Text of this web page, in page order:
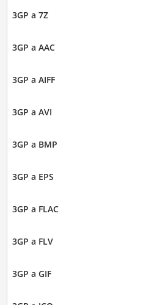
3GP a 7Z
3GP a AAC
3GP a AIFF
3GP a AVI
3GP a BMP
3GP a EPS
3GP a FLAC
3GP a FLV
3GP a GIF